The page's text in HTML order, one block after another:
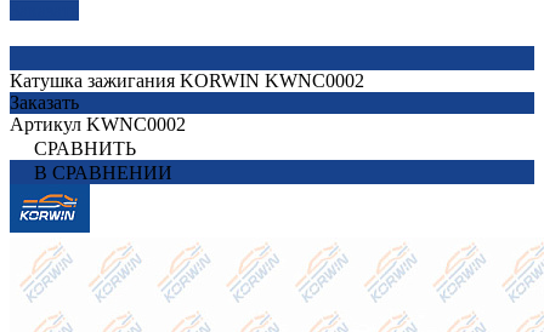
Катушка зажигания KORWIN KWNC0002
Заказать
Артикул KWNC0002
СРАВНИТЬ
В СРАВНЕНИИ